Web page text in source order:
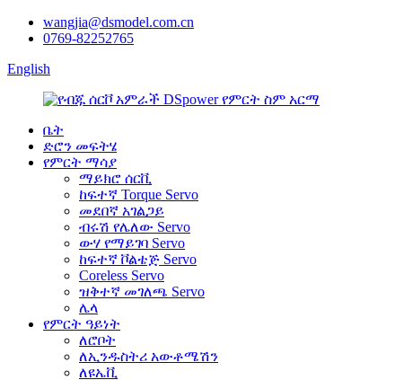
wangjia@dsmodel.com.cn
0769-82252765
English
ቤት
ድሮን መፍትሄ
የምርት ማሳያ
ማይክሮ ሰርቪ
ከፍተኛ Torque Servo
መደበኛ አገልጋይ
ብሩሽ የሌለው Servo
ውሃ የማይገባ Servo
ከፍተኛ ቮልቴጅ Servo
Coreless Servo
ዝቅተኛ መገለጫ Servo
ሌላ
የምርት ዓይነት
ለሮቦት
ለኢንዱስትሪ አውቶሜሽን
ለዩኤቪ